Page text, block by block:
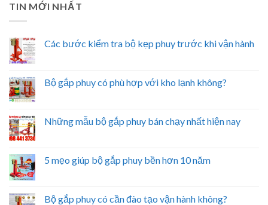
TIN MỚI NHẤT
Các bước kiểm tra bộ kẹp phuy trước khi vận hành
Bộ gắp phuy có phù hợp với kho lạnh không?
Những mẫu bộ gắp phuy bán chạy nhất hiện nay
5 mẹo giúp bộ gắp phuy bền hơn 10 năm
Bộ gắp phuy có cần đào tạo vận hành không?